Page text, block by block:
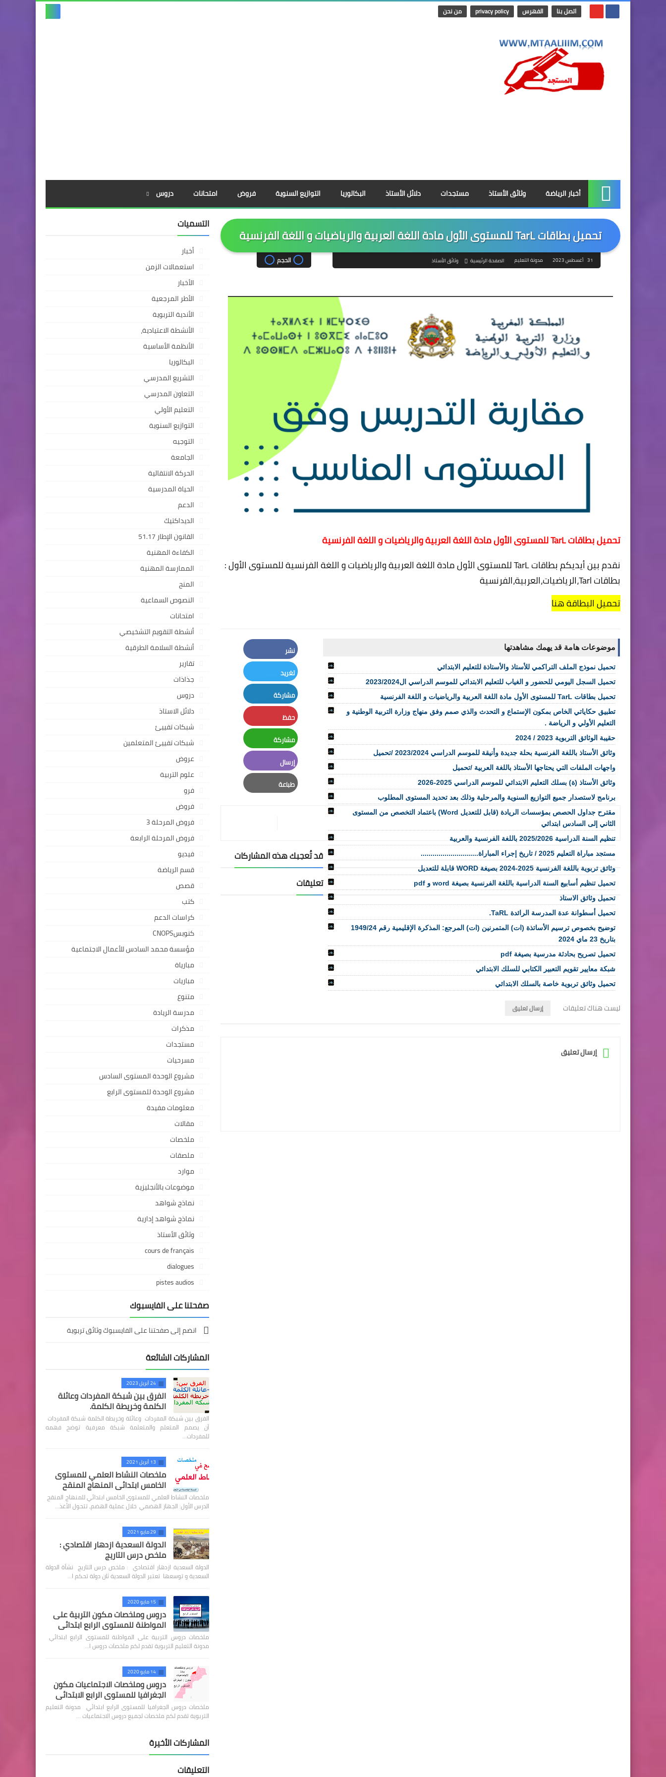
اتصل بنا الفهرس privacy policy من نحن
الرئيسية
أخبار الرياضة وثائق الأستاذ مستجدات دلائل الأستاذ البكالوريا التوازيع السنوية فروض امتحانات دروس
تحميل بطاقات TarL للمستوى الأول مادة اللغة العربية والرياضيات و اللغة الفرنسية
31 أغسطس 2023 مدونة التعليم الصفحة الرئيسية وثائق الأستاذ الحجم
تحميل بطاقات TarL للمستوى الأول مادة اللغة العربية والرياضيات و اللغة الفرنسية
نقدم بين أيديكمبطاقات TarL للمستوى الأول مادة اللغة العربية والرياضيات و اللغة الفرنسية
للمستوى الأول :
بطاقات Tarl،الرياضيات،العربية،الفرنسية
تحميل البطاقة هنا
موضوعات هامة قد يهمك مشاهدتها
تحميل نموذج الملف التراكمي للأستاذ والأستاذة للتعليم الابتدائي
تحميل السجل اليومي للحضور و الغياب للتعليم الابتدائي للموسم الدراسي ال2023/2024
تحميل بطاقات TarL للمستوى الأول مادة اللغة العربية والرياضيات و اللغة الفرنسية
تطبيق حكاياتي الخاص بمكون الإستماع و التحدث والذي صمم وفق منهاج وزارة التربية الوطنية و
التعليم الأولي و الرياضة .
حقيبة الوثائق التربوية 2023 / 2024
وثائق الأستاذ باللغة الفرنسية بحلة جديدة وأنيقة للموسم الدراسي 2023/2024 /تحميل
واجهات الملفات التي يحتاجها الأستاذ باللغة العربية /تحميل
وثائق الأستاذ (ة) بسلك التعليم الابتدائي للموسم الدراسي 2025-2026
برنامج لاستصدار جميع التوازيع السنوية والمرحلية وذلك بعد تحديد المستوى المطلوب
مقترح جداول الحصص بمؤسسات الريادة (قابل للتعديل Word) باعتماد التخصص من المستوى
الثاني إلى السادس ابتدائي
تنظيم السنة الدراسية 2025/2026 باللغة الفرنسية والعربية
مستجد مباراة التعليم 2025 / تاريخ إجراء المباراة.............................
وثائق تربوية باللغة الفرنسية 2025-2024 بصيغة WORD قابلة للتعديل
تحميل تنظيم أسابيع السنة الدراسية باللغة الفرنسية بصيغة word و pdf
تحميل وثائق الاستاذ
تحميل أسطوانة عدة المدرسة الرائدة TaRL.
توضيح بخصوص ترسيم الأساتذة (ات) المتمرنين (ات) المرجع: المذكرة الإقليمية رقم 1949/24
بتاريخ 23 ماي 2024
تحميل تصريح بحادثة مدرسية بصيغة pdf
شبكة معايير تقويم التعبير الكتابي للسلك الابتدائي
تحميل وثائق تربوية خاصة بالسلك الابتدائي
نشر
Facebook
تغريد
Twitter
مشاركة
LinkedIn
حفظ
Pinterest
مشاركة
Whatsapp
إرسال
Email
طباعة
قد تُعجبك هذه المشاركات
تعليقات
ليست هناك تعليقات إرسال تعليق
إرسال تعليق
التسميات
أخبار
استعمالات الزمن
الأخبار
الأطر المرجعية
الأندية التربوية
الأنشطة الاعتيادية،
الأنظمة الأساسية
البكالوريا
التشريع المدرسي
التعاون المدرسي
التعليم الأولي
التوازيع السنوية
التوجيه
الجامعة
الحركة الانتقالية
الحياة المدرسية
الدعم
الديداكتيك
القانون الإطار 51.17
الكفاءة المهنية
الممارسة المهنية
المنح
النصوص السماعية
امتحانات
أنشطة التقويم التشخيصي
أنشطة السلامة الطرقية
تقارير
جذاذات
دروس
دلائل الاستاذ
شبكات تفييئ
شبكات تفييئ المتعلمين
عروض
علوم التربية
فرو
فروض
فروض المرحلة 3
فروض المرحلة الرابعة
فيديو
قسم الرياضة
قصص
كتب
كراسات الدعم
كنوبسCNOPS
مؤسسة محمد السادس للأعمال الاجتماعية
مبارياة
مباريات
متنوع
مدرسة الريادة
مذكرات
مستجدات
مسرحيات
مشروع الوحدة المستوى السادس
مشروع الوحدة للمستوى الرابع
معلومات مفيدة
مقالات
ملخصات
ملصقات
موارد
موضوعات بالأنجليزية
نماذج شواهد
نماذج شواهد إدارية
وثائق الأستاذ
cours de français
dialogues
pistes audios
صفحتنا على الفايسبوك
انضم إلى صفحتنا على الفايسبوك وثائق تربوية
المشاركات الشائعة
24 أبريل 2023
الفرق بين شبكة المفردات وعائلة
الكلمة وخريطة الكلمة.
الفرق بين شبكة المفردات وعائلة وخريطة الكلمة شبكة المفردات
أن يصمم المتعلم والمتعلمة شبكة معرفية توضح فهمه
للمفردات…
13 أبريل 2021
ملخصات النشاط العلمي للمستوى
الخامس ابتدائي المنهاج المنقح
ملخصات النشاط العلمي للمستوى الخامس ابتدائي للمنهاج المنقح
الدرس الأول: الجهاز الهضمي خلال عملية الهضم، تتحول الأغذ…
29 مايو 2021
الدولة السعدية ازدهار اقتصادي :
ملخص درس التاريج
الدولة السعدية ازدهار اقتصادي : ملخص درس التاريج نشأة الدولة
السعدية و توسعها تعتبر الدولة السعدية ثان دولة تحكم ا…
15 مايو 2020
دروس وملخصات مكون التربية على
المواطنة للمستوى الرابع ابتدائي
ملخصات دروس التربية على المواطنة للمستوى الرابع ابتدائي
مدونة التعليم التربوية تقدم لكم ملخصات دروس ا…
14 مايو 2020
دروس وملخصات الاجتماعيات مكون
الجغرافيا للمستوى الرابع الابتدائي
ملخصات دروس الجغرافيا للمستوى الرابع ابتدائي مدونة التعليم
التربوية تقدم لكم ملخصات لجميع دروس الاجتماعيات …
المشاركات الأخيرة
التعليقات